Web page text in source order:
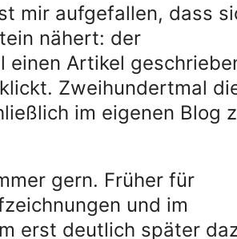
mir aufgefallen, dass
nähert: der
Artikel
Zweihundertmal
im eigenen Blog
gern. Früher für
und im
erst deutlich später